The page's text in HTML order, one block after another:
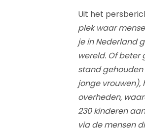
Uit het
plek waar
je in Nederland
wereld. Of beter
stand
jonge vrouwen),
overheden,
230 kinderen
via de mensen